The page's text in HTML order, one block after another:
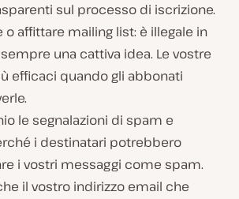
sul processo di iscrizione.
o affittare mailing list: è illegale in
una cattiva idea. Le vostre
efficaci quando gli abbonati
le segnalazioni di spam e
i destinatari potrebbero
i vostri messaggi come spam.
il vostro indirizzo email che